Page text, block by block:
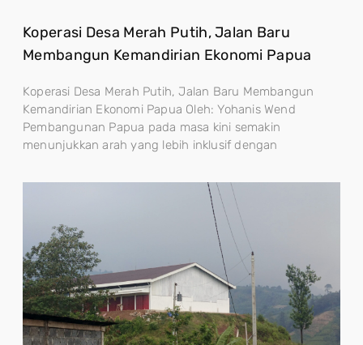
Koperasi Desa Merah Putih, Jalan Baru
Membangun Kemandirian Ekonomi Papua
Koperasi Desa Merah Putih, Jalan Baru Membangun
Kemandirian Ekonomi Papua Oleh: Yohanis Wend
Pembangunan Papua pada masa kini semakin
menunjukkan arah yang lebih inklusif dengan